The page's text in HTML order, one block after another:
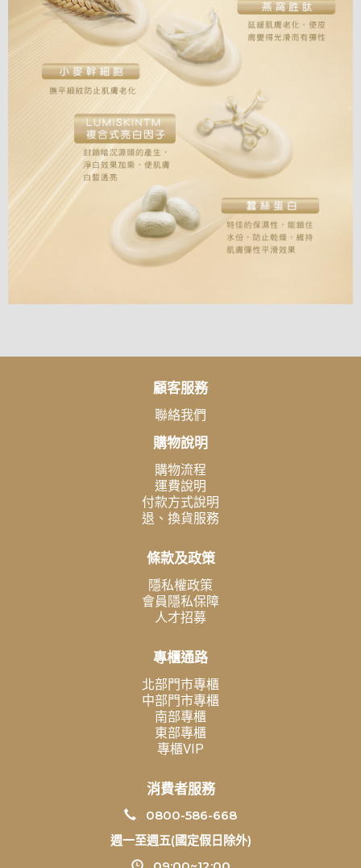
顧客服務
聯絡我們
購物說明
購物流程
運費說明
付款方式說明
退、換貨服務
條款及政策
隱私權政策
會員隱私保障
人才招募
專櫃通路
北部門市專櫃
中部門市專櫃
南部專櫃
東部專櫃
專櫃VIP
消費者服務
0800-586-668
週一至週五(國定假日除外)